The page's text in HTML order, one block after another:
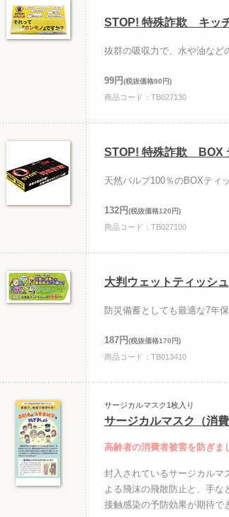
STOP! 特殊詐欺 キッ
抜群の吸収力で、水や油など
99円(税抜価格90円)
商品コード：TB027130
STOP! 特殊詐欺 BOX
天然パルプ100％のBOXティッ
132円(税抜価格120円)
商品コード：TB027100
大判ウェットティッシュ
防災備蓄としても最適な7年
187円(税抜価格170円)
商品コード：TB013410
サージカルマスク1枚入り
サージカルマスク（消費
高齢者の消費者被害を防ぎま
封入されているサージカルマ
よる飛沫の飛散防止と、手な
接触感染の予防効果が期待で